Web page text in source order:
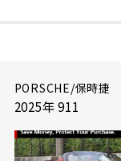
PORSCHE/保時捷
2025年 911